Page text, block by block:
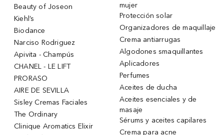
Beauty of Joseon
Kiehl’s
Biodance
Narciso Rodriguez
Apivita - Champús
CHANEL - LE LIFT
PRORASO
AIRE DE SEVILLA
Sisley Cremas Faciales
The Ordinary
Clinique Aromatics Elixir
mujer
Protección solar
Organizadores de maquillaje
Crema antiarrugas
Algodones smaquillantes
Aplicadores
Perfumes
Aceites de ducha
Aceites esenciales y de
masaje
Sérums y aceites capilares
Crema para acne